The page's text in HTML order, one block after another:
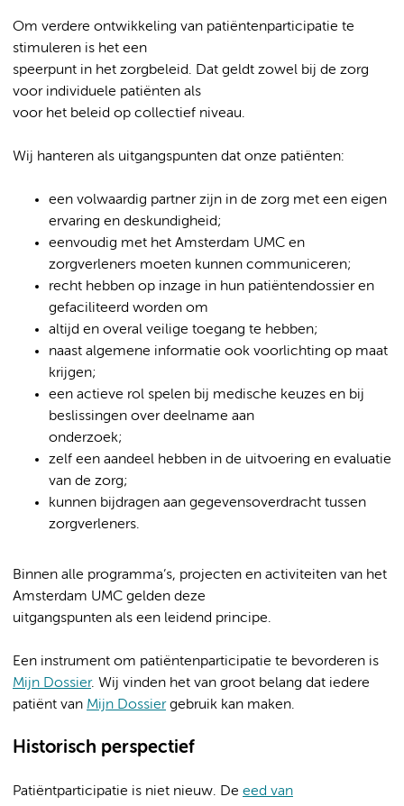
Om verdere ontwikkeling van patiëntenparticipatie te
stimuleren is het een
speerpunt in het zorgbeleid. Dat geldt zowel bij de zorg
voor individuele patiënten als
voor het beleid op collectief niveau.
Wij hanteren als uitgangspunten dat onze patiënten:
een volwaardig partner zijn in de zorg met een eigen
ervaring en deskundigheid;
eenvoudig met het Amsterdam UMC en
zorgverleners moeten kunnen communiceren;
recht hebben op inzage in hun patiëntendossier en
gefaciliteerd worden om
altijd en overal veilige toegang te hebben;
naast algemene informatie ook voorlichting op maat
krijgen;
een actieve rol spelen bij medische keuzes en bij
beslissingen over deelname aan
onderzoek;
zelf een aandeel hebben in de uitvoering en evaluatie
van de zorg;
kunnen bijdragen aan gegevensoverdracht tussen
zorgverleners.
Binnen alle programma’s, projecten en activiteiten van het
Amsterdam UMC gelden deze
uitgangspunten als een leidend principe.
Een instrument om patiëntenparticipatie te bevorderen is
Mijn Dossier. Wij vinden het van groot belang dat iedere
patiënt van Mijn Dossiergebruik kan maken.
Historisch perspectief
Patiëntparticipatie is niet nieuw. De eed van